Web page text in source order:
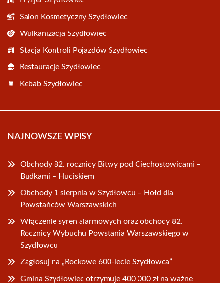
Salon Kosmetyczny Szydłowiec
Wulkanizacja Szydłowiec
Stacja Kontroli Pojazdów Szydłowiec
Restauracje Szydłowiec
Kebab Szydłowiec
NAJNOWSZE WPISY
Obchody 82. rocznicy Bitwy pod Ciechostowicami –
Budkami – Huciskiem
Obchody 1 sierpnia w Szydłowcu – Hołd dla
Powstańców Warszawskich
Włączenie syren alarmowych oraz obchody 82.
Rocznicy Wybuchu Powstania Warszawskiego w
Szydłowcu
Zagłosuj na „Rockowe 600-lecie Szydłowca”
Gmina Szydłowiec otrzymuje 400 000 zł na ważne